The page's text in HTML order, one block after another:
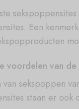
Een
voordelen van
van sekspoppen
staan er ook